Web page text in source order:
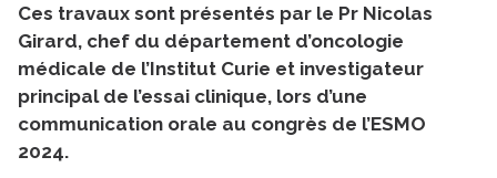
Ces travaux sont présentés par le Pr Nicolas
Girard, chef du département d’oncologie
médicale de l’Institut Curie et investigateur
principal de l’essai clinique, lors d’une
communication orale au congrès de l’ESMO
2024.